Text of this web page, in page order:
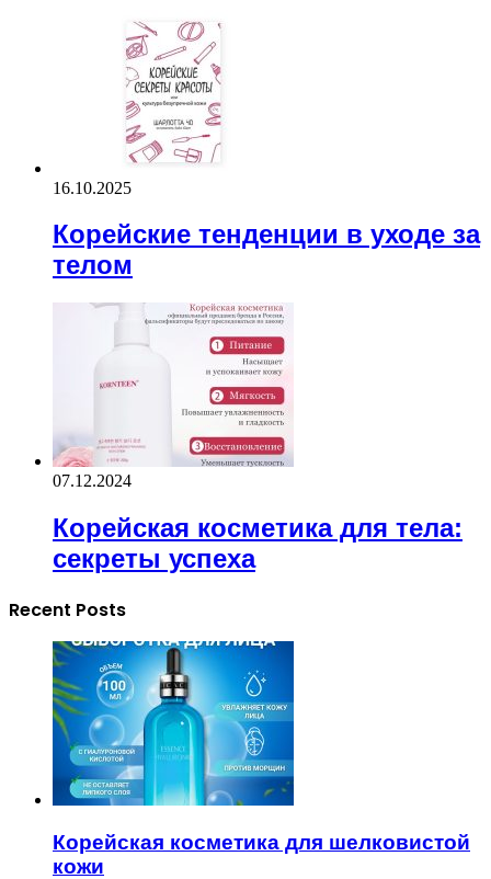
16.10.2025
Корейские тенденции в уходе за
телом
07.12.2024
Корейская косметика для тела:
секреты успеха
Recent Posts
Корейская косметика для шелковистой
кожи